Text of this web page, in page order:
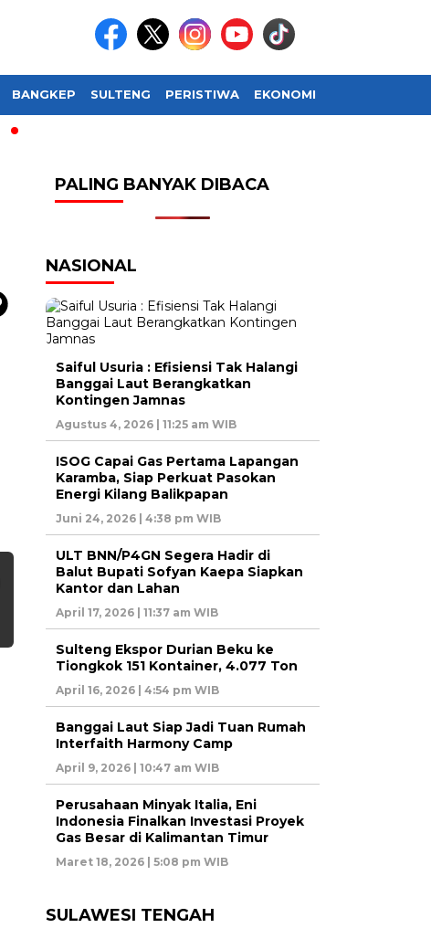
BANGKEP SULTENG PERISTIWA EKONOMI
PALING BANYAK DIBACA
NASIONAL
Saiful Usuria : Efisiensi Tak Halangi
Banggai Laut Berangkatkan
Kontingen Jamnas
Agustus 4, 2026 | 11:25 am WIB
ISOG Capai Gas Pertama Lapangan
Karamba, Siap Perkuat Pasokan
Energi Kilang Balikpapan
Juni 24, 2026 | 4:38 pm WIB
ULT BNN/P4GN Segera Hadir di
Balut Bupati Sofyan Kaepa Siapkan
Kantor dan Lahan
April 17, 2026 | 11:37 am WIB
Sulteng Ekspor Durian Beku ke
Tiongkok 151 Kontainer, 4.077 Ton
April 16, 2026 | 4:54 pm WIB
Banggai Laut Siap Jadi Tuan Rumah
Interfaith Harmony Camp
April 9, 2026 | 10:47 am WIB
Perusahaan Minyak Italia, Eni
Indonesia Finalkan Investasi Proyek
Gas Besar di Kalimantan Timur
Maret 18, 2026 | 5:08 pm WIB
SULAWESI TENGAH